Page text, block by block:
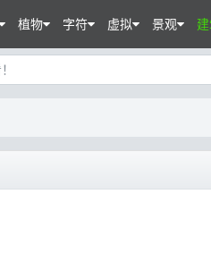
植物 字符 虚拟 景观